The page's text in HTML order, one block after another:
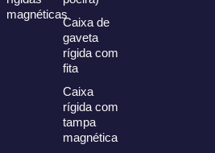
magnéticas
Caixa de
gaveta
rígida com
fita
Caixa
rígida com
tampa
magnética